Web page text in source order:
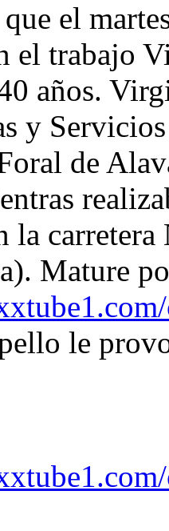
el
el trabajo
años.
y
de
la
Mature
le